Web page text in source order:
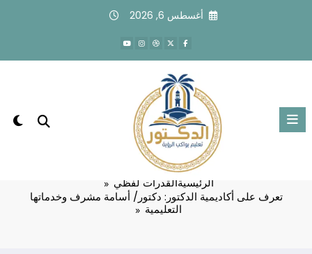
أغسطس 6, 2026
تعرف على أكاديمية الدكتور: دكتور/ أسامة
مشرف وخدماتها التعليمية
الرئيسيةالقدرات لفظي
تعرف على أكاديمية الدكتور: دكتور/ أسامة مشرف وخدماتها
التعليمية